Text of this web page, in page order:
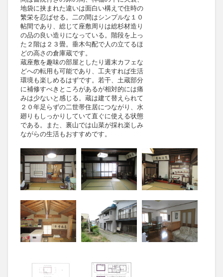
地袋に挟まれた違いは面白い構えで住時の
繁栄を忍ばせる。二の間はシンプルな１０
帖間であり、総じて座敷周りは総杉材造り
の品の良い造りになっている。階段を上っ
た２階は２３畳。垂木勾配で人の立てるほ
どの高さの倉庫蔵です。
蔵座敷を趣味の部屋としたり週末カフェな
どへの転用も可能であり、工夫すれば生活
環境も楽しめるはずです。若干、土蔵部分
に補修すべきところがあるが相対的には痛
みは少ないと感じる。蔵は建て替えられて
２０年足らずの二世帯住居につながり、水
廻りもしっかりしていて直ぐに使える状態
である。また、裏山では山菜が採れ楽しみ
ながらの生活もおすすめです。